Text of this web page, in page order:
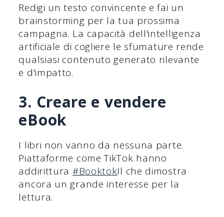
Redigi un testo convincente e fai un
brainstorming per la tua prossima
campagna. La capacità dell'intelligenza
artificiale di cogliere le sfumature rende
qualsiasi contenuto generato rilevante
e d'impatto.
3. Creare e vendere
eBook
I libri non vanno da nessuna parte.
Piattaforme come TikTok hanno
addirittura #BooktokIl che dimostra
ancora un grande interesse per la
lettura.